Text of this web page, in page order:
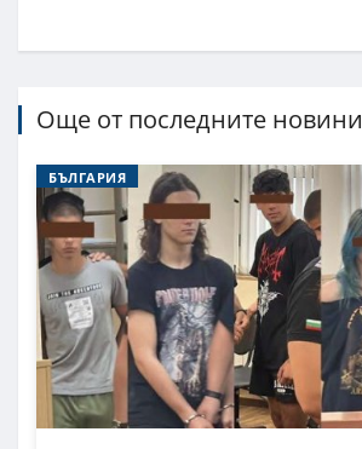
Още от последните новини
БЪЛГАРИЯ